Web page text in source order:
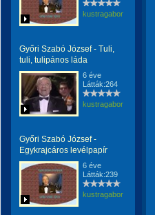
kustragabor
Győri Szabó József - Tuli,
tuli, tulipános láda
6 éve
Látták:264
kustragabor
Győri Szabó József -
Egykrajcáros levélpapír
6 éve
Látták:239
kustragabor